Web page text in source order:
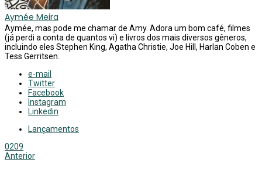
Aymée Meira
Aymée, mas pode me chamar de Amy. Adora um bom café, filmes
(já perdi a conta de quantos vi) e livros dos mais diversos gêneros,
incluindo eles Stephen King, Agatha Christie, Joe Hill, Harlan Coben e
Tess Gerritsen.
e-mail
Twitter
Facebook
Instagram
Linkedin
Lançamentos
0209
Anterior